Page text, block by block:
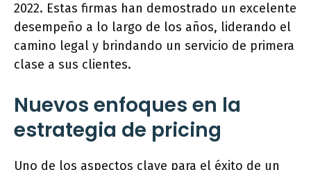
2022. Estas firmas han demostrado un excelente
desempeño a lo largo de los años, liderando el
camino legal y brindando un servicio de primera
clase a sus clientes.
Nuevos enfoques en la
estrategia de pricing
Uno de los aspectos clave para el éxito de un